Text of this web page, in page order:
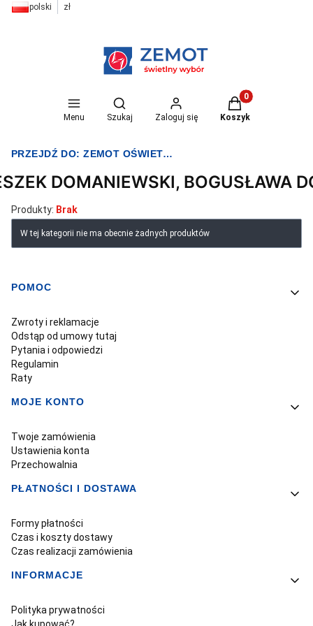
polski zł
Menu
Otwórz wyszukiwarkę
Szukaj Zaloguj się
Produkty w
Koszyk
PRZEJDŹ DO:ZEMOT OŚWIETLENIE I ELEKTRYKA
DOMANIEWSKI, BOGUSŁAWA
Produkty: Brak
Lista produktów
W tej kategorii nie ma obecnie żadnych produktów
Linki w stopce
POMOC
Zwroty i reklamacje
Odstąp od umowy tutaj
Pytania i odpowiedzi
Regulamin
Raty
MOJE KONTO
Twoje zamówienia
Ustawienia konta
Przechowalnia
PŁATNOŚCI I DOSTAWA
Formy płatności
Czas i koszty dostawy
Czas realizacji zamówienia
INFORMACJE
Polityka prywatności